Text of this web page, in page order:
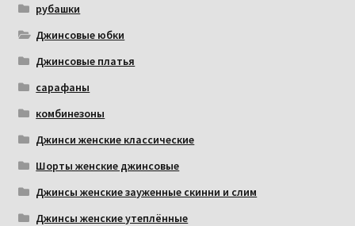
рубашки
Джинсовые юбки
Джинсовые платья
сарафаны
комбинезоны
Джинси женские классические
Шорты женские джинсовые
Джинсы женские зауженные скинни и слим
Джинсы женские утеплённые